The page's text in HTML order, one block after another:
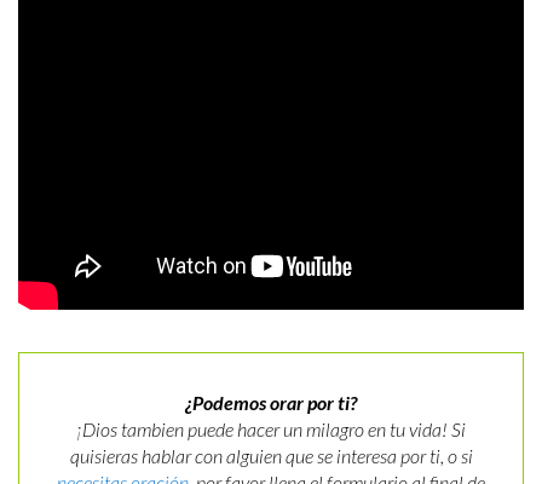
¿Podemos orar por ti?
¡Dios tambien puede hacer un milagro en tu vida! Si
quisieras hablar con alguien que se interesa por ti, o si